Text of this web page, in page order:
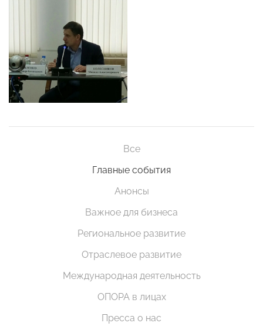
Все
Главные события
Анонсы
Важное для бизнеса
Региональное развитие
Отраслевое развитие
Международная деятельность
ОПОРА в лицах
Пресса о нас